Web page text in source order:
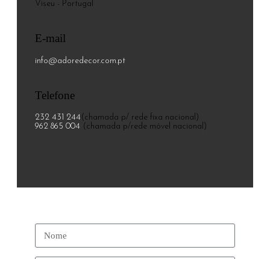
Viseu - Portugal
E-mail
info@adoredecor.com.pt
Telefone
232 431 244 (chamada p/ rede fixa nacional)
962 865 004 (chamada p/rede móvel nacional)